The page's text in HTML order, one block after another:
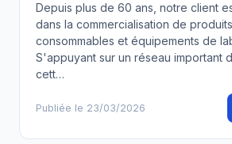
Depuis plus de 60 ans, notre client
dans la commercialisation de
consommables et équipements de
S'appuyant sur un réseau important
cett…
Publiée le 23/03/2026